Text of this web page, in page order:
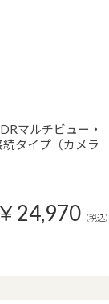
マルチビュー・
タイプ（カメラ
￥24,970 （税込）